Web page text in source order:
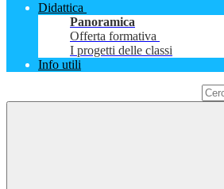
Didattica
Panoramica
Offerta formativa
I progetti delle classi
Info utili